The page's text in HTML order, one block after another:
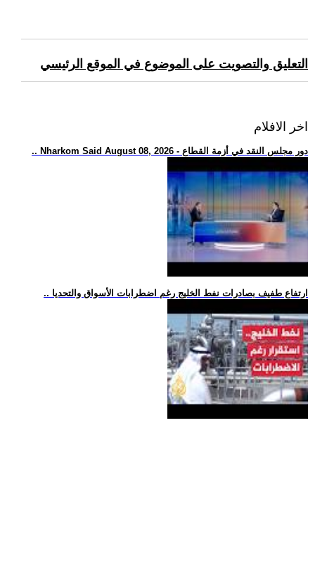
التعليق والتصويت على الموضوع في الموقع الرئيسي
اخر الافلام
.. Nharkom Said August 08, 2026 - دور مجلس النقد في أزمة القطاع
.. ارتفاع طفيف بصادرات نفط الخليج رغم اضطرابات الأسواق والتحديا